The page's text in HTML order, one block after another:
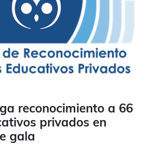
reconocimiento a 66
privados en
gala